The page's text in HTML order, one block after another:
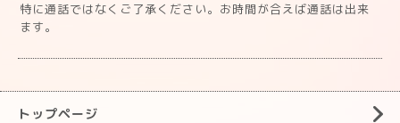
特に通話ではなくご了承ください。お時間が合えば通話は出来
ます。
トップページ